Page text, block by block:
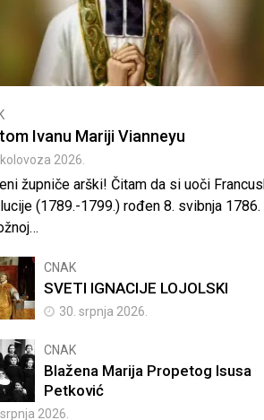
Ivanu Mariji Vianneyu
2026.
župniče arški! Čitam da si uoči
(1789.-1799.) rođen 8. svibnja 1786.
CNAK
SVETI IGNACIJE LOJOLSKI
30. srpnja 2026.
CNAK
Blažena Marija Propetog Isusa
Petković
2026.